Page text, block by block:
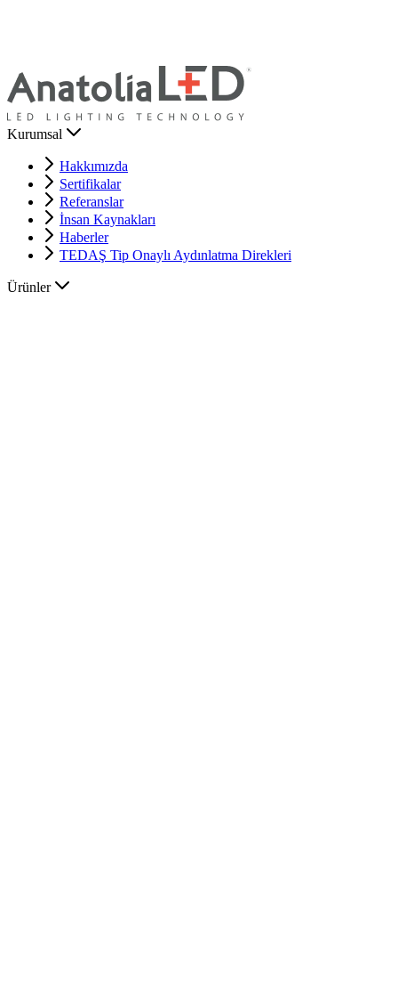
Kurumsal
Hakkımızda
Sertifikalar
Referanslar
İnsan Kaynakları
Haberler
TEDAŞ Tip Onaylı Aydınlatma Direkleri
Ürünler